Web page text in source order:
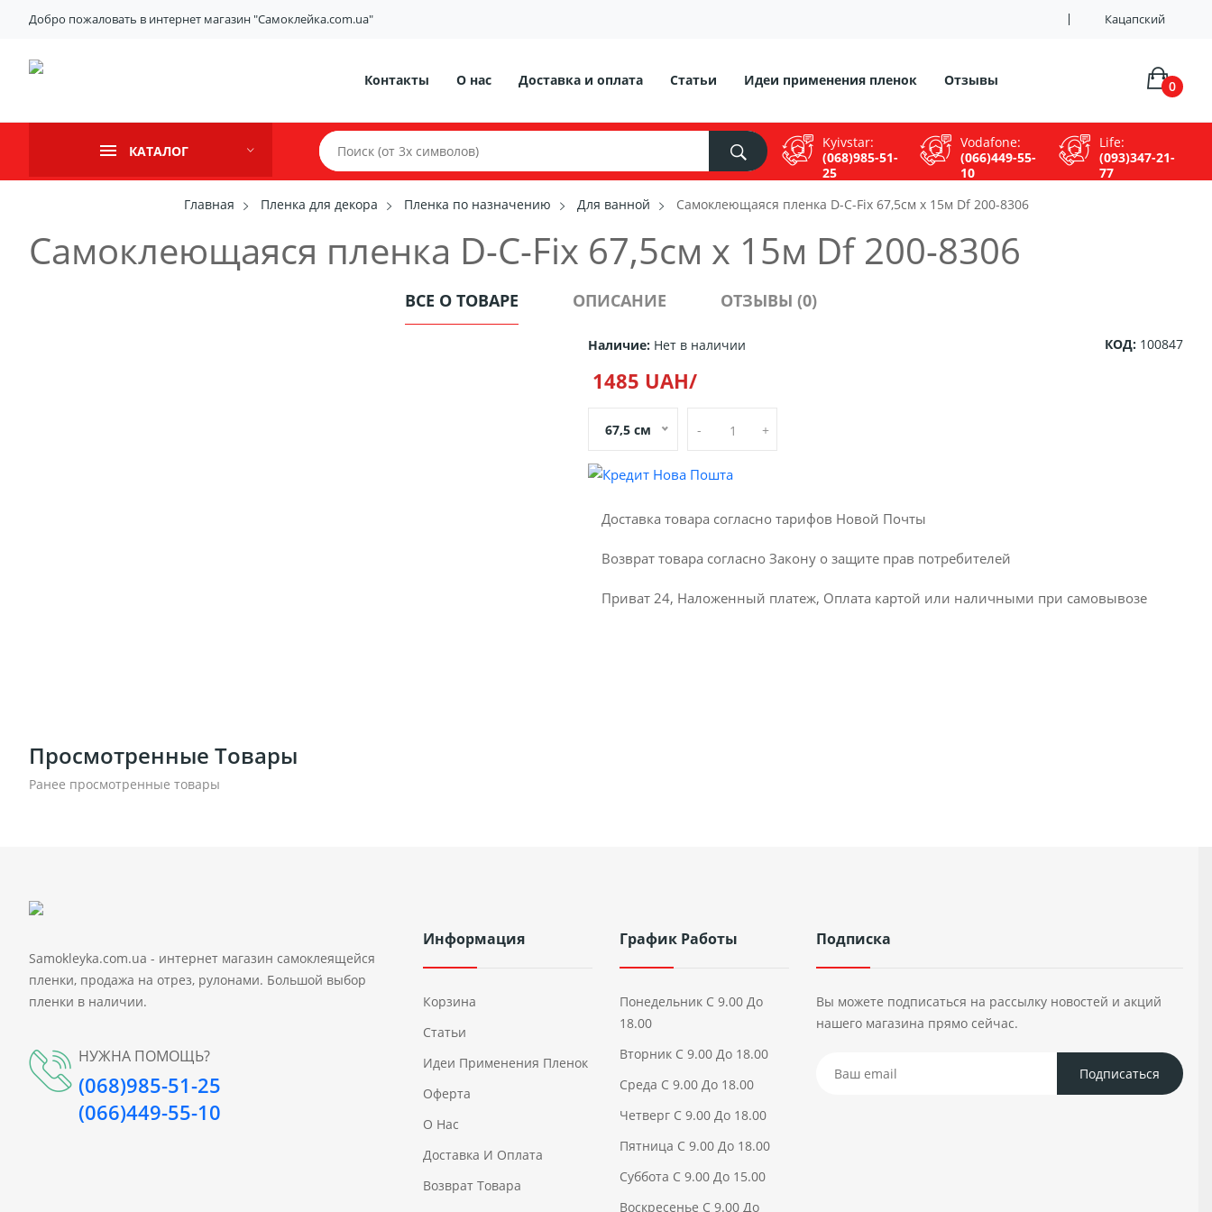
Добро пожаловать в интернет магазин "Самоклейка.com.ua" Кацапский
Контакты О нас Доставка и оплата Статьи Идеи применения пленок Отзывы 0
КАТАЛОГ
Kyivstar:
(068)985-51-
25
Vodafone:
(066)449-55-
10
Life:
(093)347-21-
77
Главная
Пленка для декора Пленка по назначению Для ванной Самоклеющаяся пленка D-C-Fix 67,5см х 15м Df 200-8306
Самоклеющаяся пленка D-C-Fix 67,5см х 15м Df 200-8306
ВСЕ О ТОВАРЕ ОПИСАНИЕ ОТЗЫВЫ (0)
Наличие: Нет в наличии КОД: 100847
1485 UAH/
67,5 см - +
Доставка товара согласно тарифов Новой Почты
Возврат товара согласно Закону о защите прав потребителей
Приват 24, Наложенный платеж, Оплата картой или наличными при самовывозе
Просмотренные Товары
Ранее просмотренные товары
Samokleyka.com.ua - интернет магазин самоклеящейся
пленки, продажа на отрез, рулонами. Большой выбор
пленки в наличии.
НУЖНА ПОМОЩЬ?
(068)985-51-25
(066)449-55-10
Информация
Корзина
Статьи
Идеи Применения Пленок
Оферта
О Нас
Доставка И Оплата
Возврат Товара
График Работы
Понедельник С 9.00 До
18.00
Вторник С 9.00 До 18.00
Среда С 9.00 До 18.00
Четверг С 9.00 До 18.00
Пятница С 9.00 До 18.00
Суббота С 9.00 До 15.00
Воскресенье С 9.00 До
Подписка
Вы можете подписаться на рассылку новостей и акций
нашего магазина прямо сейчас.